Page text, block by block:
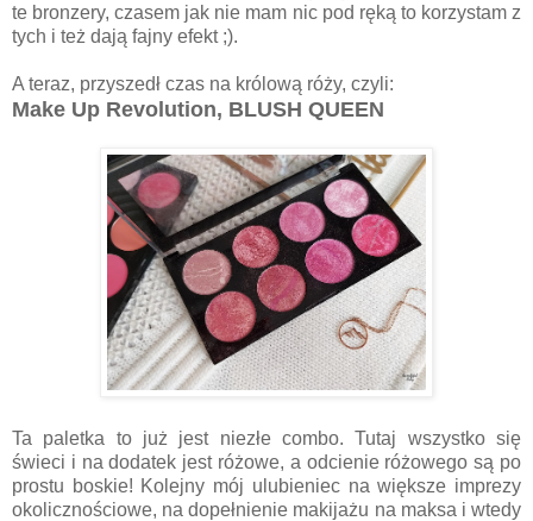
te bronzery, czasem jak nie mam nic pod ręką to korzystam z
tych i też dają fajny efekt ;).
A teraz, przyszedł czas na królową róży, czyli:
Make Up Revolution, BLUSH QUEEN
Ta paletka to już jest niezłe combo. Tutaj wszystko się
świeci i na dodatek jest różowe, a odcienie różowego są po
prostu boskie! Kolejny mój ulubieniec na większe imprezy
okolicznościowe, na dopełnienie makijażu na maksa i wtedy